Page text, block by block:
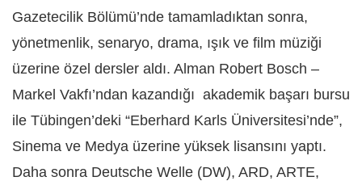
Gazetecilik Bölümü’nde tamamladıktan sonra,
yönetmenlik, senaryo, drama, ışık ve film müziği
üzerine özel dersler aldı. Alman Robert Bosch –
Markel Vakfı’ndan kazandığı akademik başarı bursu
ile Tübingen’deki “Eberhard Karls Üniversitesi’nde”,
Sinema ve Medya üzerine yüksek lisansını yaptı.
Daha sonra Deutsche Welle (DW), ARD, ARTE,